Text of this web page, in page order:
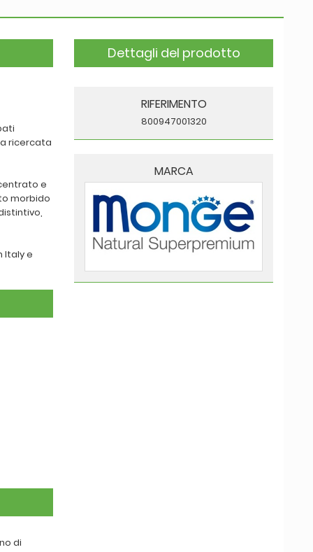
ricercata
e
morbido
Italy e
di
Dettagli del prodotto
RIFERIMENTO
800947001320
MARCA